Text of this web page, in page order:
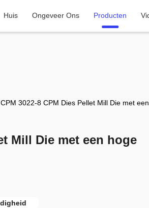
Huis Ongeveer Ons Producten
CPM 3022-8 CPM Dies Pellet Mill Die met
Mill Die met een hoge